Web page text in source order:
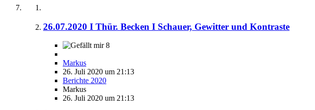
26.07.2020 I Thür. Becken I Schauer, Gewitter und Kontraste
8
Markus
26. Juli 2020 um 21:13
Berichte 2020
Markus
26. Juli 2020 um 21:13